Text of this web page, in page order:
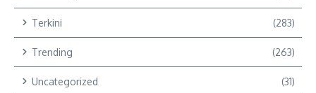
Terkini (283)
Trending (263)
Uncategorized (31)